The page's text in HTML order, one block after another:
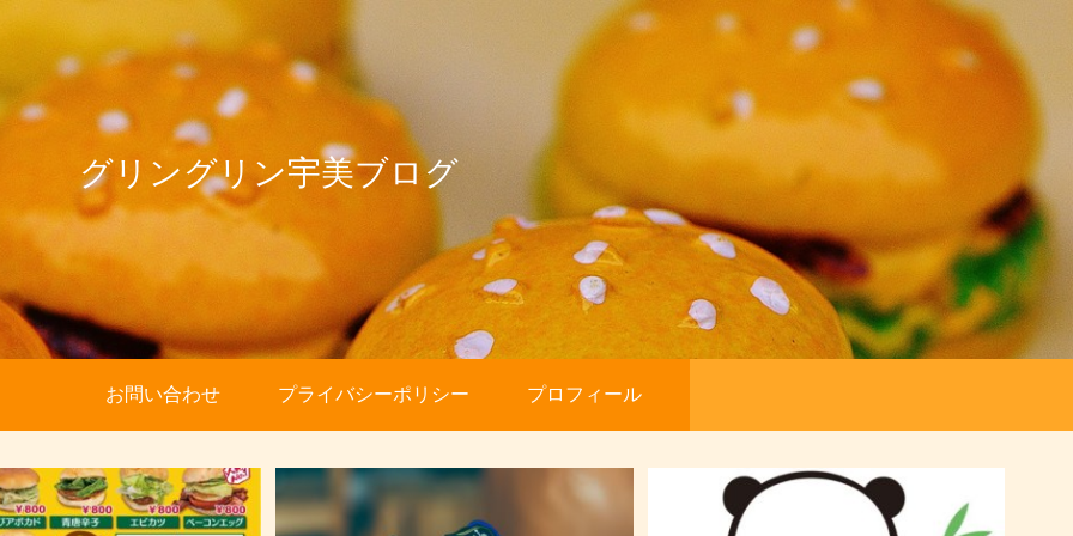
グリングリン宇美ブログ
お問い合わせ プライバシーポリシー プロフィール